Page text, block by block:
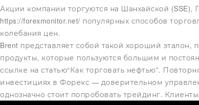
Акции компании торгуются на Шанхайской
https://forexmonitor.net/ популярных способов
колебания цен.
Brent представляет собой такой хороший эталон,
продукты, которые пользуются большим и
ссылке на статью“Как торговать нефтью”.
инвестициях в Форекс — доверительном
однозначно стоит попробовать трейдинг.